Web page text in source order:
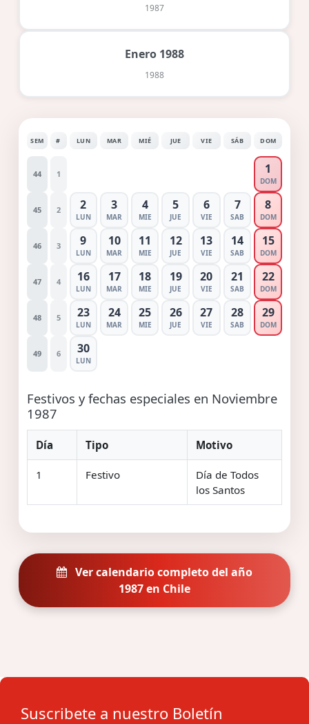
1987
Enero 1988
1988
SEM # LUN MAR MIÉ JUE VIE SÁB DOM
44 1 1
DOM
45 2 2
LUN
3
MAR
4
MIE
5
JUE
6
VIE
7
SAB
8
DOM
46 3 9
LUN
10
MAR
11
MIE
12
JUE
13
VIE
14
SAB
15
DOM
47 4 16
LUN
17
MAR
18
MIE
19
JUE
20
VIE
21
SAB
22
DOM
48 5 23
LUN
24
MAR
25
MIE
26
JUE
27
VIE
28
SAB
29
DOM
49 6 30
LUN
Festivos y fechas especiales en Noviembre
1987
Día Tipo Motivo
1 Festivo
Día de Todos
los Santos
Ver calendario completo del año
1987 en Chile
Suscribete a nuestro Boletín